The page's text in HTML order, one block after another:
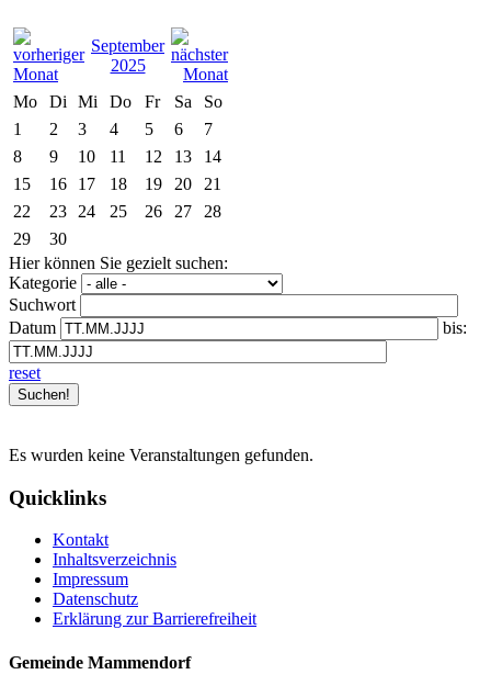
September
2025
Mo
Di Mi Do Fr Sa
So
1
2 3 4 5 6
7
8
9 10 11 12 13
14
15
16 17 18 19 20
21
22
23 24 25 26 27
28
29
30
Hier können Sie gezielt suchen:
Kategorie
Suchwort
Datum
bis:
reset
Es wurden keine Veranstaltungen gefunden.
Quicklinks
Kontakt
Inhaltsverzeichnis
Impressum
Datenschutz
Erklärung zur Barrierefreiheit
Gemeinde Mammendorf